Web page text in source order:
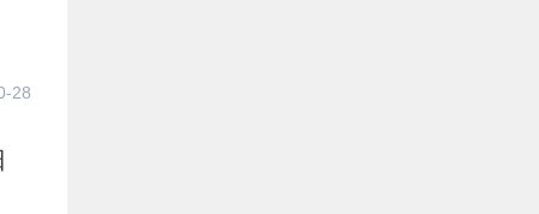
28